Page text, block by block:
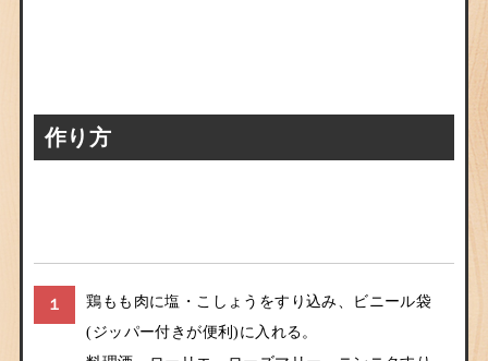
作り方
１
鶏もも肉に塩・こしょうをすり込み、ビニール袋
(ジッパー付きが便利)に入れる。